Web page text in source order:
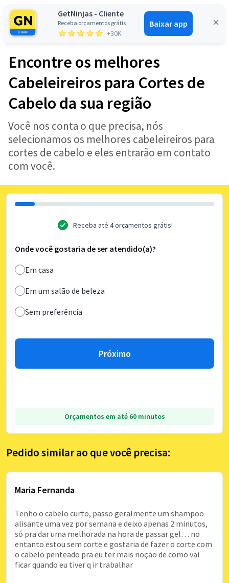
GetNinjas - Cliente
Receba orçamentos grátis
+30K
Baixar app
Entrar
Encontre os melhores
Cabeleireiros para Cortes de
Cabelo da sua região
Você nos conta o que precisa, nós
selecionamos os melhores cabeleireiros para
cortes de cabelo e eles entrarão em contato
com você.
Receba até 4 orçamentos grátis!
Onde você gostaria de ser atendido(a)?
Em casa
Em um salão de beleza
Sem preferência
Próximo
Orçamentos em até 60 minutos
Pedido similar ao que você precisa:
Maria Fernanda
Tenho o cabelo curto, passo geralmente um shampoo
alisante uma vez por semana e deixo apenas 2 minutos,
só pra dar uma melhorada na hora de passar gel… no
entanto estou sem corte e gostaria de fazer o corte com
o cabelo penteado pra eu ter mais noção de como vai
ficar quando eu tiver q ir trabalhar